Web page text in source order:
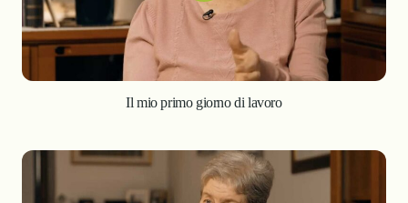
Il mio primo giorno di lavoro